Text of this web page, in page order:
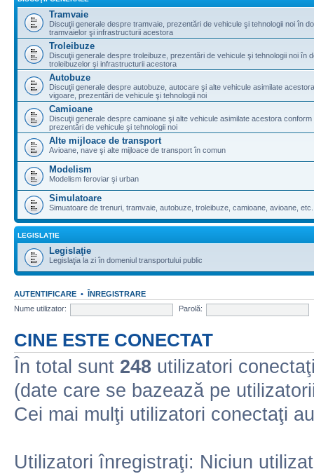
Tramvaie
Discuţii generale despre tramvaie, prezentări de vehicule şi tehnologii noi în
tramvaielor şi infrastructurii acestora
Troleibuze
Discuţii generale despre troleibuze, prezentări de vehicule şi tehnologii noi în
troleibuzelor şi infrastructurii acestora
Autobuze
Discuţii generale despre autobuze, autocare şi alte vehicule asimilate
vigoare, prezentări de vehicule şi tehnologii noi
Camioane
Discuţii generale despre camioane şi alte vehicule asimilate acestora
prezentări de vehicule şi tehnologii noi
Alte mijloace de transport
Avioane, nave şi alte mijloace de transport în comun
Modelism
Modelism feroviar şi urban
Simulatoare
Simuatoare de trenuri, tramvaie, autobuze, troleibuze, camioane, avioane, etc.
LEGISLAŢIE
Legislaţie
Legislaţia la zi în domeniul transportului public
AUTENTIFICARE • ÎNREGISTRARE
Nume utilizator:
Parolă:
CINE ESTE CONECTAT
În total sunt 248 utilizatori
(date care se bazează pe
Cei mai mulţi utilizatori conectaţi
Utilizatori înregistraţi: Niciun